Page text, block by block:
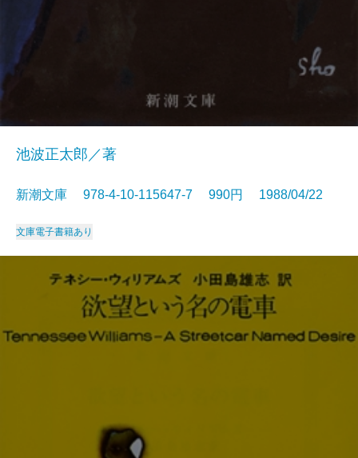
池波正太郎／著
新潮文庫 978-4-10-115647-7 990円 1988/04/22
文庫電子書籍あり